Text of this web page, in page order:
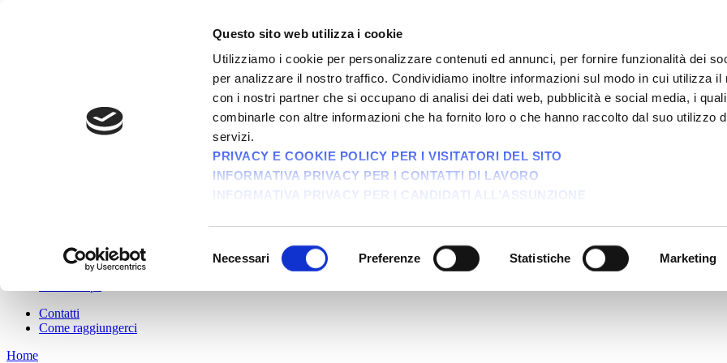
Questo sito web utilizza i cookie
Utilizziamo i cookie per personalizzare contenuti ed annunci, per fornire funzionalità dei
per analizzare il nostro traffico. Condividiamo inoltre informazioni sul modo in cui utilizza il
con i nostri partner che si occupano di analisi dei dati web, pubblicità e social media, i
combinarle con altre informazioni che ha fornito loro o che hanno raccolto dal suo utilizzo
servizi.
PRIVACY E COOKIE POLICY PER I VISITATORI DEL SITO
INFORMATIVA PRIVACY PER I CONTATTI DI LAVORO
INFORMATIVA PRIVACY PER I CANDIDATI ALL’ASSUNZIONE
del
Necessari Preferenze Statistiche Marketing
informatico della tua azienda
Navigazione
Assistenza informatica di qualità
Consulenza su e fornitura di tecnologie Citrix
Servizi di cloud computing
Servizio 00toner di ritiro dei consumabili per stampante esausti
Consulenza privacy
Altre attività
Contatti
Come raggiungerci
Home